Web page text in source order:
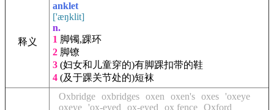
释义
anklet
['æŋklit]
n.
1 脚镯,踝环
2 脚镣
3 (妇女和儿童穿的)有脚踝扣带的鞋
4 (及于踝关节处的)短袜
Oxbridge oxbridges oxen oxen's oxes 'oxeye
oxeye 'ox-eyed ox-eyed ox fence Oxford